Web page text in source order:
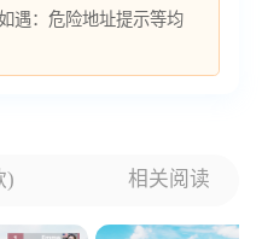
遇：危险地址提示等均
) 相关阅读